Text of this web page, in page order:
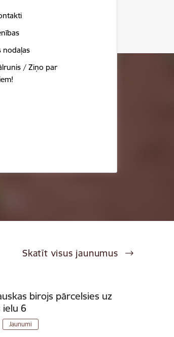
nodaļas
/ Ziņo par
Skatīt visus jaunumus
birojs pārcelsies uz
ielu 6
Jaunumi